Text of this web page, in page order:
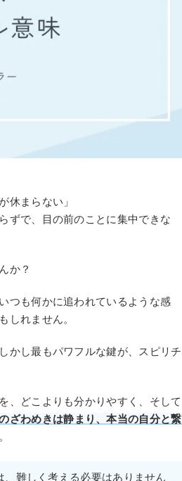
休まらない」
ずで、目の前のことに集中できな
か？
つも何かに追われているような感
しれません。
かし最もパワフルな鍵が、スピリチ
、どこよりも分かりやすく、そして
ざわめきは静まり、本当の自分と繋
難しく考える必要はありません